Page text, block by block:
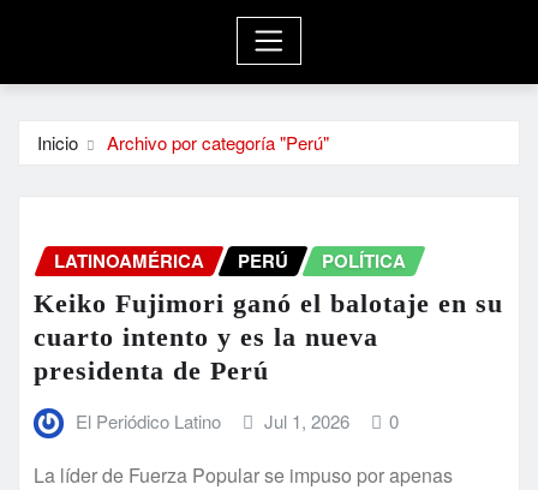
Inicio Archivo por categoría "Perú"
LATINOAMÉRICA PERÚ POLÍTICA
Keiko Fujimori ganó el balotaje en su
cuarto intento y es la nueva
presidenta de Perú
El Periódico Latino Jul 1, 2026 0
La líder de Fuerza Popular se impuso por apenas